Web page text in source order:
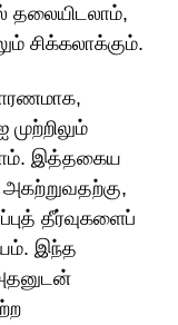
தலையிடலாம்,
சிக்கலாக்கும்.
இத்தகைய
அகற்றுவதற்கு,
தீர்வுகளைப்
இந்த